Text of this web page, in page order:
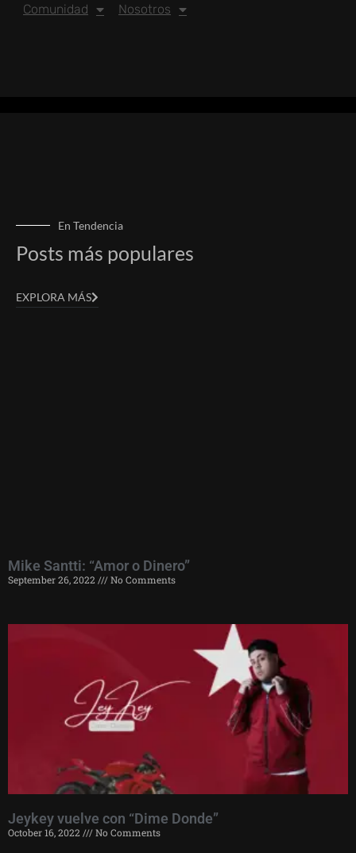
Comunidad Nosotros
En Tendencia
Posts más populares
EXPLORA MÁS
Mike Santti: “Amor o Dinero”
September 26, 2022 No Comments
Jeykey vuelve con “Dime Donde”
October 16, 2022 No Comments